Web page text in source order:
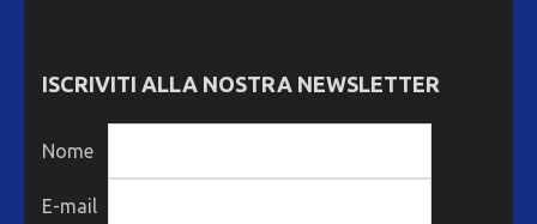
ISCRIVITI ALLA NOSTRA NEWSLETTER
Nome
E-mail